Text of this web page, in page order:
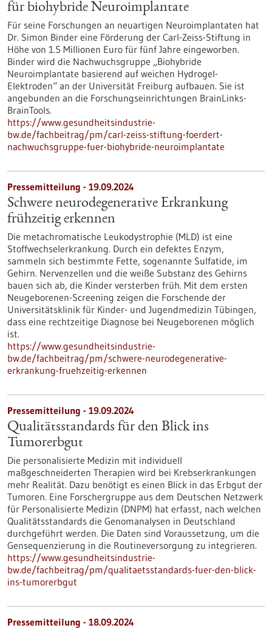
für biohybride Neuroimplantate
Für seine Forschungen an neuartigen Neuroimplantaten hat
Dr. Simon Binder eine Förderung der Carl-Zeiss-Stiftung in
Höhe von 1.5 Millionen Euro für fünf Jahre eingeworben.
Binder wird die Nachwuchsgruppe „Biohybride
Neuroimplantate basierend auf weichen Hydrogel-
Elektroden“ an der Universität Freiburg aufbauen. Sie ist
angebunden an die Forschungseinrichtungen BrainLinks-
BrainTools.
https://www.gesundheitsindustrie-
bw.de/fachbeitrag/pm/carl-zeiss-stiftung-foerdert-
nachwuchsgruppe-fuer-biohybride-neuroimplantate
Pressemitteilung - 19.09.2024
Schwere neurodegenerative Erkrankung
frühzeitig erkennen
Die metachromatische Leukodystrophie (MLD) ist eine
Stoffwechselerkrankung. Durch ein defektes Enzym,
sammeln sich bestimmte Fette, sogenannte Sulfatide, im
Gehirn. Nervenzellen und die weiße Substanz des Gehirns
bauen sich ab, die Kinder versterben früh. Mit dem ersten
Neugeborenen-Screening zeigen die Forschende der
Universitätsklinik für Kinder- und Jugendmedizin Tübingen,
dass eine rechtzeitige Diagnose bei Neugeborenen möglich
ist.
https://www.gesundheitsindustrie-
bw.de/fachbeitrag/pm/schwere-neurodegenerative-
erkrankung-fruehzeitig-erkennen
Pressemitteilung - 19.09.2024
Qualitätsstandards für den Blick ins
Tumorerbgut
Die personalisierte Medizin mit individuell
maßgeschneiderten Therapien wird bei Krebserkrankungen
mehr Realität. Dazu benötigt es einen Blick in das Erbgut der
Tumoren. Eine Forschergruppe aus dem Deutschen Netzwerk
für Personalisierte Medizin (DNPM) hat erfasst, nach welchen
Qualitätsstandards die Genomanalysen in Deutschland
durchgeführt werden. Die Daten sind Voraussetzung, um die
Gensequenzierung in die Routineversorgung zu integrieren.
https://www.gesundheitsindustrie-
bw.de/fachbeitrag/pm/qualitaetsstandards-fuer-den-blick-
ins-tumorerbgut
Pressemitteilung - 18.09.2024